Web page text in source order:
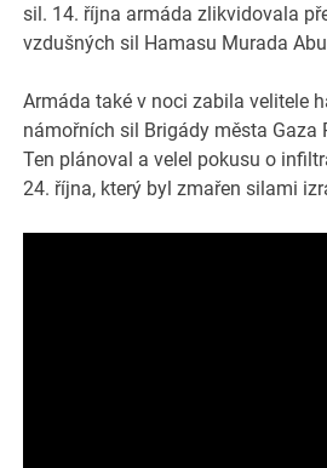
sil. 14. října armáda zlikvidovala
vzdušných sil Hamasu Murada
Armáda také v noci zabila velitele
námořních sil Brigády města Gaza
Ten plánoval a velel pokusu o
24. října, který byl zmařen silami